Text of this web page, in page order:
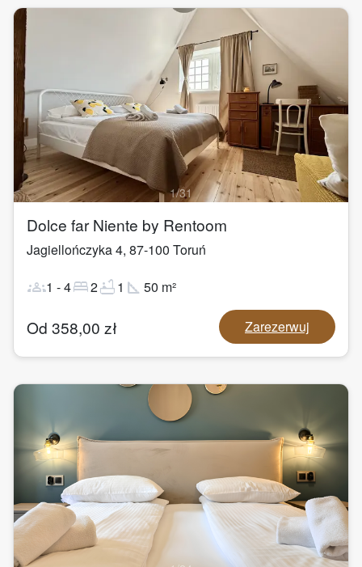
1/31
Dolce far Niente by Rentoom
Jagiellończyka 4, 87-100 Toruń
groups1 -4bed2bathtub1 square_foot 50 m²
Od 358,00 zł Zarezerwuj